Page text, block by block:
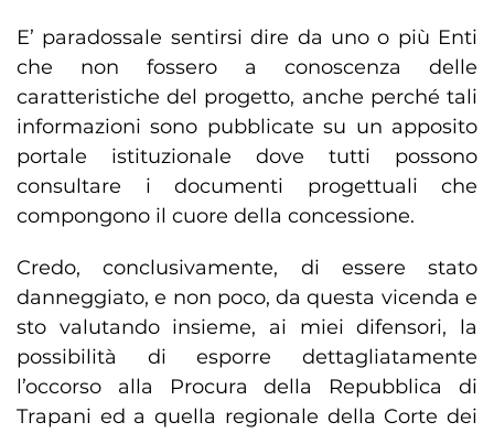
E’ paradossale sentirsi dire da uno o più Enti
che non fossero a conoscenza delle
caratteristiche del progetto, anche perché tali
informazioni sono pubblicate su un apposito
portale istituzionale dove tutti possono
consultare i documenti progettuali che
compongono il cuore della concessione.
Credo, conclusivamente, di essere stato
danneggiato, e non poco, da questa vicenda e
sto valutando insieme, ai miei difensori, la
possibilità di esporre dettagliatamente
l’occorso alla Procura della Repubblica di
Trapani ed a quella regionale della Corte dei